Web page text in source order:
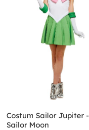
Costum Sailor Jupiter -
Sailor Moon